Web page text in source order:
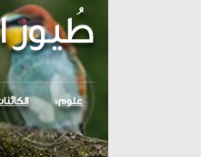
طُيور
علوم